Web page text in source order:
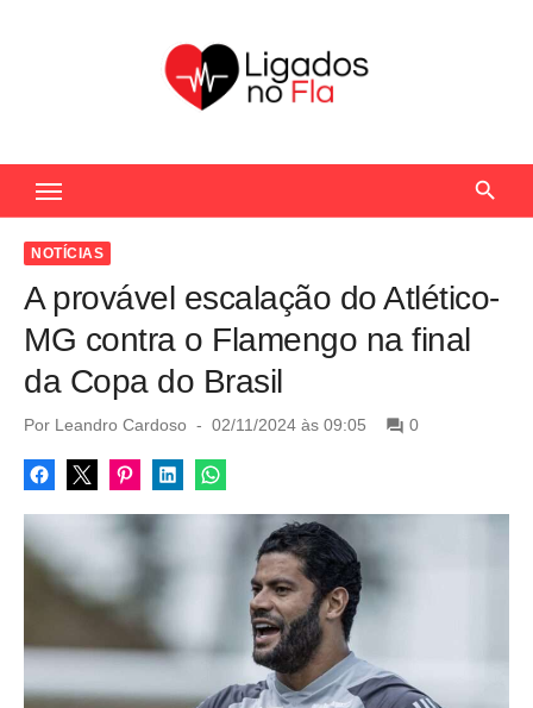
c
NOTÍCIAS
A provável escalação do Atlético-
MG contra o Flamengo na final
da Copa do Brasil
Por Leandro Cardoso
P
s
t
02/11/2024 às 09:05 0